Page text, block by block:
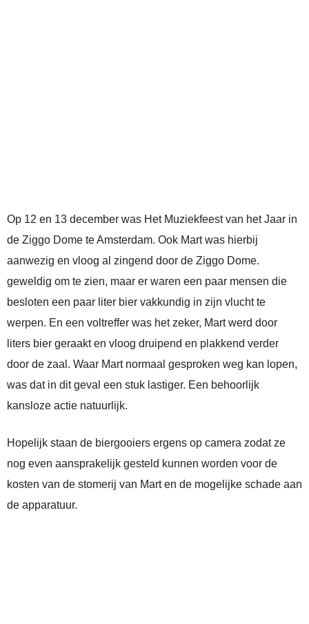
Op 12 en 13 december was Het Muziekfeest van het Jaar in
de Ziggo Dome te Amsterdam. Ook Mart was hierbij
aanwezig en vloog al zingend door de Ziggo Dome.
geweldig om te zien, maar er waren een paar mensen die
besloten een paar liter bier vakkundig in zijn vlucht te
werpen. En een voltreffer was het zeker, Mart werd door
liters bier geraakt en vloog druipend en plakkend verder
door de zaal. Waar Mart normaal gesproken weg kan lopen,
was dat in dit geval een stuk lastiger. Een behoorlijk
kansloze actie natuurlijk.
Hopelijk staan de biergooiers ergens op camera zodat ze
nog even aansprakelijk gesteld kunnen worden voor de
kosten van de stomerij van Mart en de mogelijke schade aan
de apparatuur.